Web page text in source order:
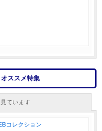
ススメ特集
ています
コレクション